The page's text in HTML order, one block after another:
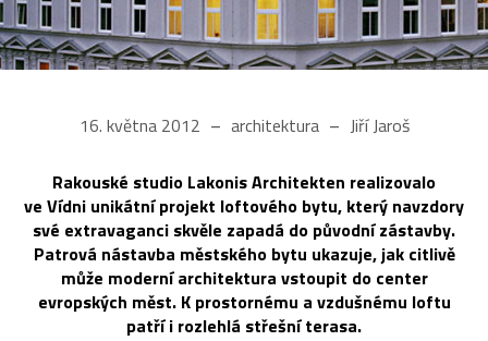
16. května 2012 architektura Jiří Jaroš
Rakouské studio Lakonis Architekten realizovalo
ve Vídni unikátní projekt loftového bytu, který navzdory
své extravaganci skvěle zapadá do původní zástavby.
Patrová nástavba městského bytu ukazuje, jak citlivě
může moderní architektura vstoupit do center
evropských měst. K prostornému a vzdušnému loftu
patří i rozlehlá střešní terasa.